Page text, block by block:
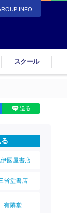
INFO
スクール
送る
國屋書店
省堂書店
有隣堂